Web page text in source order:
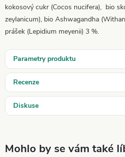
kokosový cukr (Cocos nucifera), bio
zeylanicum), bio Ashwagandha
prášek (Lepidium meyenii) 3 %.
Parametry produktu
Recenze
Diskuse